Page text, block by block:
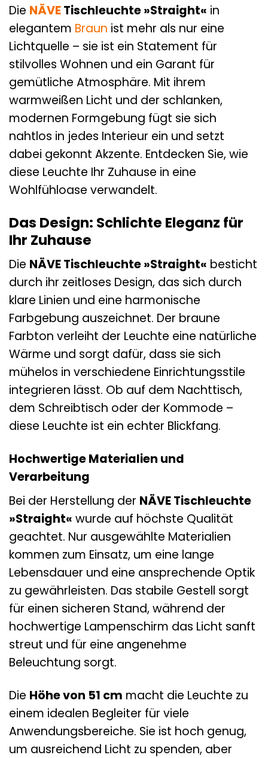
Die NÄVETischleuchte »Straight« in
elegantem Braun ist mehr als nur eine
Lichtquelle – sie ist ein Statement für
stilvolles Wohnen und ein Garant für
gemütliche Atmosphäre. Mit ihrem
warmweißen Licht und der schlanken,
modernen Formgebung fügt sie sich
nahtlos in jedes Interieur ein und setzt
dabei gekonnt Akzente. Entdecken Sie, wie
diese Leuchte Ihr Zuhause in eine
Wohlfühloase verwandelt.
Das Design: Schlichte Eleganz für
Ihr Zuhause
Die NÄVE Tischleuchte »Straight« besticht
durch ihr zeitloses Design, das sich durch
klare Linien und eine harmonische
Farbgebung auszeichnet. Der braune
Farbton verleiht der Leuchte eine natürliche
Wärme und sorgt dafür, dass sie sich
mühelos in verschiedene Einrichtungsstile
integrieren lässt. Ob auf dem Nachttisch,
dem Schreibtisch oder der Kommode –
diese Leuchte ist ein echter Blickfang.
Hochwertige Materialien und
Verarbeitung
Bei der Herstellung der NÄVE Tischleuchte
»Straight« wurde auf höchste Qualität
geachtet. Nur ausgewählte Materialien
kommen zum Einsatz, um eine lange
Lebensdauer und eine ansprechende Optik
zu gewährleisten. Das stabile Gestell sorgt
für einen sicheren Stand, während der
hochwertige Lampenschirm das Licht sanft
streut und für eine angenehme
Beleuchtung sorgt.
Die Höhe von 51 cm macht die Leuchte zu
einem idealen Begleiter für viele
Anwendungsbereiche. Sie ist hoch genug,
um ausreichend Licht zu spenden, aber